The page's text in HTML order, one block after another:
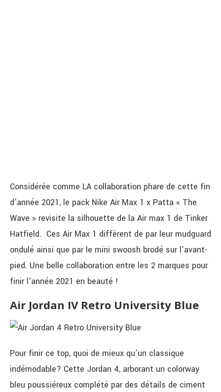
Considérée comme LA collaboration phare de cette fin
d’année 2021, le pack Nike Air Max 1 x Patta « The
Wave » revisite la silhouette de la Air max 1 de Tinker
Hatfield. Ces Air Max 1 diffèrent de par leur mudguard
ondulé ainsi que par le mini swoosh brodé sur l’avant-
pied. Une belle collaboration entre les 2 marques pour
finir l’année 2021 en beauté !
Air Jordan IV Retro University Blue
Pour finir ce top, quoi de mieux qu’un classique
indémodable? Cette Jordan 4, arborant un colorway
bleu poussiéreux complété par des détails de ciment